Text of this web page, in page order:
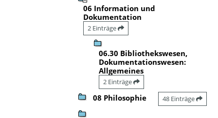
06 Information und
Dokumentation
2 Einträge
06.30 Bibliothekswesen,
Dokumentationswesen:
Allgemeines
2 Einträge
08 Philosophie 48 Einträge